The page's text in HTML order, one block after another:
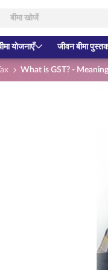
योजनाएँ जीवन बीमा
What is GST? -